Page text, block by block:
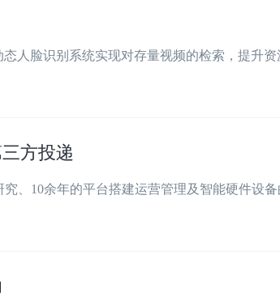
人脸识别系统实现对存量视频的检索，提升
方投递
、10余年的平台搭建运营管理及智能硬件设